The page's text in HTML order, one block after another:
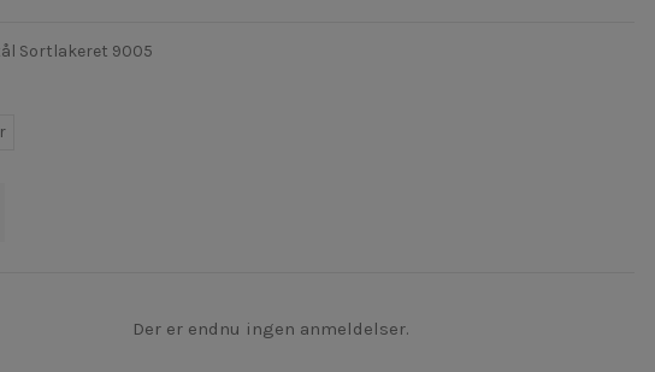
Sortlakeret 9005
Der er endnu ingen anmeldelser.